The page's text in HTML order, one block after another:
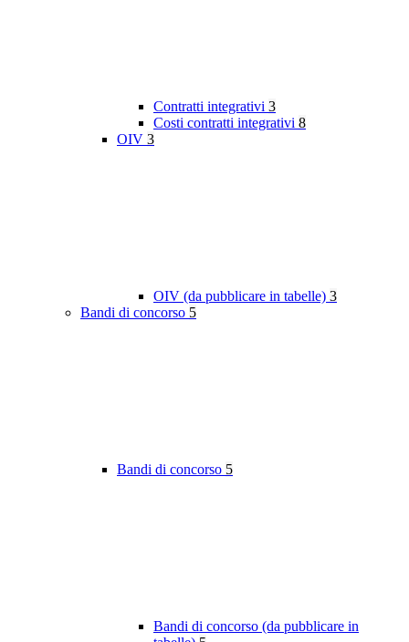
Contratti integrativi 3
Costi contratti integrativi 8
OIV 3
OIV (da pubblicare in tabelle) 3
Bandi di concorso 5
Bandi di concorso 5
Bandi di concorso (da pubblicare in